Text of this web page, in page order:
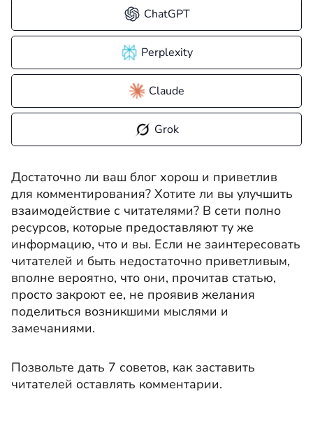
ChatGPT
Perplexity
Claude
Grok
Достаточно ли ваш блог хорош и приветлив
для комментирования? Хотите ли вы улучшить
взаимодействие с читателями? В сети полно
ресурсов, которые предоставляют ту же
информацию, что и вы. Если не заинтересовать
читателей и быть недостаточно приветливым,
вполне вероятно, что они, прочитав статью,
просто закроют ее, не проявив желания
поделиться возникшими мыслями и
замечаниями.
Позвольте дать 7 советов, как заставить
читателей оставлять комментарии.